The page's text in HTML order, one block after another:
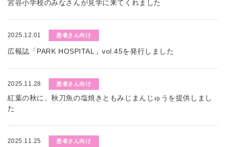
宮谷小学校のみなさんが見学に来てくれました
2025.12.01 患者さん向け
広報誌「PARK HOSPITAL」vol.45を発行しました
2025.11.28 患者さん向け
紅葉の秋に、秋刀魚の塩焼きともみじまんじゅうを提供しまし
た
2025.11.25 患者さん向け